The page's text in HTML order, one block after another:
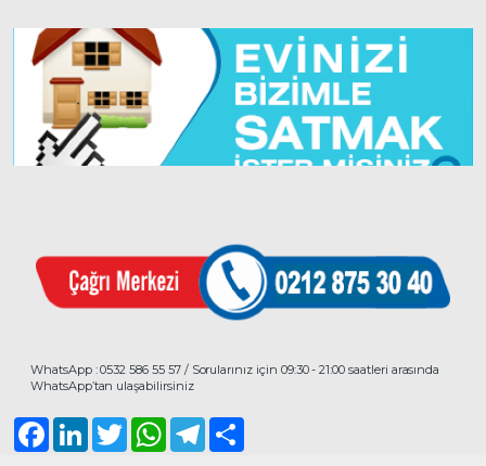
WhatsApp : 0532 586 55 57 / Sorularınız için 09:30 - 21:00 saatleri arasında
WhatsApp’tan ulaşabilirsiniz
FacebookLinkedInTwitter WhatsAppTelegram